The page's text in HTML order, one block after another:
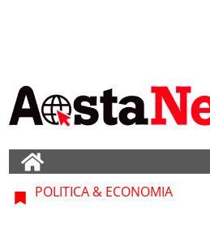
POLITICA & ECONOMIA